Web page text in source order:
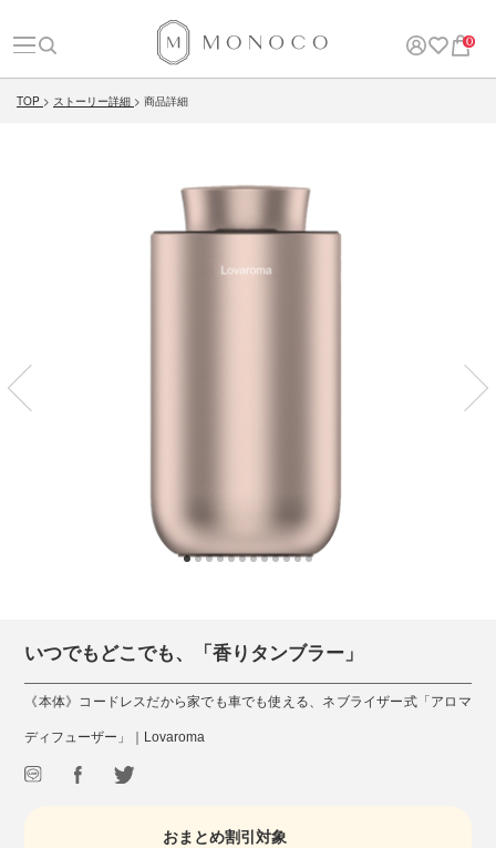
0
TOP ストーリー詳細 商品詳細
いつでもどこでも、「香りタンブラー」
《本体》コードレスだから家でも車でも使える、ネブライザー式「アロマ
ディフューザー」｜Lovaroma
おまとめ割引対象